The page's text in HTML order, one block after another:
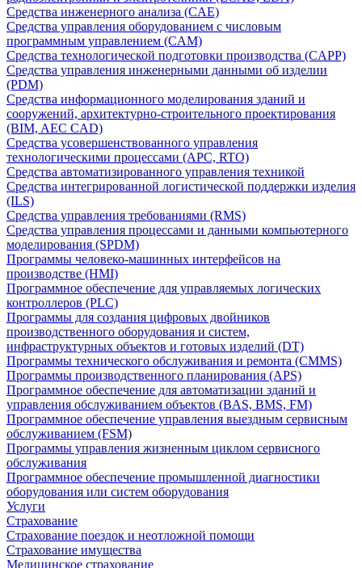
Средства инженерного анализа (CAE)
Средства управления оборудованием с числовым
программным управлением (CAM)
Средства технологической подготовки производства (CAPP)
Средства управления инженерными данными об изделии
(PDM)
Средства информационного моделирования зданий и
сооружений, архитектурно-строительного проектирования
(BIM, AEC CAD)
Средства усовершенствованного управления
технологическими процессами (APC, RTO)
Средства автоматизированного управления техникой
Средства интегрированной логистической поддержки изделия
(ILS)
Средства управления требованиями (RMS)
Средства управления процессами и данными компьютерного
моделирования (SPDM)
Программы человеко-машинных интерфейсов на
производстве (HMI)
Программное обеспечение для управляемых логических
контроллеров (PLC)
Программы для создания цифровых двойников
производственного оборудования и систем,
инфраструктурных объектов и готовых изделий (DT)
Программы технического обслуживания и ремонта (CMMS)
Программы производственного планирования (APS)
Программное обеспечение для автоматизации зданий и
управления обслуживанием объектов (BAS, BMS, FM)
Программное обеспечение управления выездным сервисным
обслуживанием (FSM)
Программы управления жизненным циклом сервисного
обслуживания
Программное обеспечение промышленной диагностики
оборудования или систем оборудования
Услуги
Страхование
Страхование поездок и неотложной помощи
Страхование имущества
Медицинское страхование